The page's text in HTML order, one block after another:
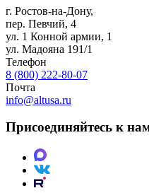
г. Ростов-на-Дону,
пер. Певчий, 4
ул. 1 Конной армии, 1
ул. Мадояна 191/1
Телефон
8 (800) 222-80-07
Почта
info@altusa.ru
Присоединяйтесь к